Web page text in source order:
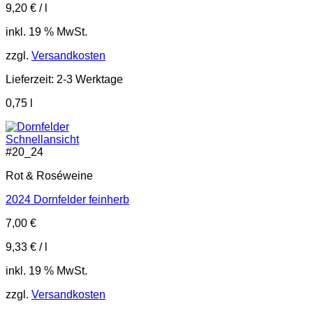
9,20 € /
inkl. 19 % MwSt.
zzgl. Versandkosten
Lieferzeit: 2-3 Werktage
0,75
Schnellansicht
#20_24
Rot & Roséweine
2024 Dornfelder feinherb
7,00 €
9,33 € /
inkl. 19 % MwSt.
zzgl. Versandkosten